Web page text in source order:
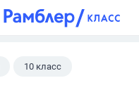
10 класс